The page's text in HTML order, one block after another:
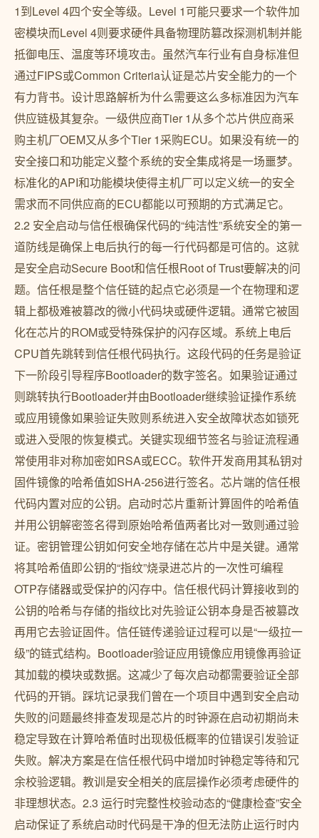
1到Level 4四个安全等级。Level 1可能只要求一个软件加
密模块而Level 4则要求硬件具备物理防篡改探测机制并能
抵御电压、温度等环境攻击。虽然汽车行业有自身标准但
通过FIPS或Common Criteria认证是芯片安全能力的一个
有力背书。设计思路解析为什么需要这么多标准因为汽车
供应链极其复杂。一级供应商Tier 1从多个芯片供应商采
购主机厂OEM又从多个Tier 1采购ECU。如果没有统一的
安全接口和功能定义整个系统的安全集成将是一场噩梦。
标准化的API和功能模块使得主机厂可以定义统一的安全
需求而不同供应商的ECU都能以可预期的方式满足它。
2.2 安全启动与信任根确保代码的“纯洁性”系统安全的第一
道防线是确保上电后执行的每一行代码都是可信的。这就
是安全启动Secure Boot和信任根Root of Trust要解决的问
题。信任根是整个信任链的起点它必须是一个在物理和逻
辑上都极难被篡改的微小代码块或硬件逻辑。通常它被固
化在芯片的ROM或受特殊保护的闪存区域。系统上电后
CPU首先跳转到信任根代码执行。这段代码的任务是验证
下一阶段引导程序Bootloader的数字签名。如果验证通过
则跳转执行Bootloader并由Bootloader继续验证操作系统
或应用镜像如果验证失败则系统进入安全故障状态如锁死
或进入受限的恢复模式。关键实现细节签名与验证流程通
常使用非对称加密如RSA或ECC。软件开发商用其私钥对
固件镜像的哈希值如SHA-256进行签名。芯片端的信任根
代码内置对应的公钥。启动时芯片重新计算固件的哈希值
并用公钥解密签名得到原始哈希值两者比对一致则通过验
证。密钥管理公钥如何安全地存储在芯片中是关键。通常
将其哈希值即公钥的“指纹”烧录进芯片的一次性可编程
OTP存储器或受保护的闪存中。信任根代码计算接收到的
公钥的哈希与存储的指纹比对先验证公钥本身是否被篡改
再用它去验证固件。信任链传递验证过程可以是“一级拉一
级”的链式结构。Bootloader验证应用镜像应用镜像再验证
其加载的模块或数据。这减少了每次启动都需要验证全部
代码的开销。踩坑记录我们曾在一个项目中遇到安全启动
失败的问题最终排查发现是芯片的时钟源在启动初期尚未
稳定导致在计算哈希值时出现极低概率的位错误引发验证
失败。解决方案是在信任根代码中增加时钟稳定等待和冗
余校验逻辑。教训是安全相关的底层操作必须考虑硬件的
非理想状态。2.3 运行时完整性校验动态的“健康检查”安全
启动保证了系统启动时代码是干净的但无法防止运行时内